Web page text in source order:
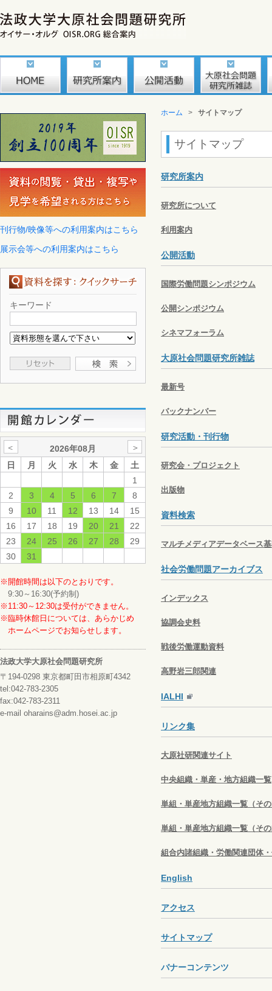
刊行物/映像等への利用案内はこちら
展示会等への利用案内はこちら
キーワード
＜ 2026年08月
＞
日
月 火 水 木 金
土
1
2
3 4 5 6 7
8
9
10 11 12 13 14
15
16
17 18 19 20 21
22
23
24 25 26 27 28
29
30
31
※開館時間は以下のとおりです。
9:30～16:30(予約制)
※11:30～12:30は受付ができません。
※臨時休館日については、あらかじめ
ホームページでお知らせします。
法政大学大原社会問題研究所
〒194-0298 東京都町田市相原町4342
tel:042-783-2305
fax:042-783-2311
e-mail oharains@adm.hosei.ac.jp
ホーム > サイトマップ
サイトマップ
研究所案内
研究所について
利用案内
公開活動
国際労働問題シンポジウム
公開シンポジウム
シネマフォーラム
大原社会問題研究所雑誌
最新号
バックナンバー
研究活動・刊行物
研究会・プロジェクト
出版物
資料検索
マルチメディアデータベース
社会労働問題アーカイブス
インデックス
協調会史料
戦後労働運動資料
高野岩三郎関連
IALHI
リンク集
大原社研関連サイト
中央組織・単産・地方組織一覧
単組・単産地方組織一覧（そ
単組・単産地方組織一覧（そ
組合内諸組織・労働関連団体
English
アクセス
サイトマップ
バナーコンテンツ